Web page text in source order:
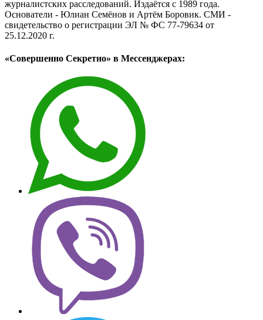
журналистских расследований. Издаётся с 1989 года.
Основатели - Юлиан Семёнов и Артём Боровик. CМИ -
свидетельство о регистрации ЭЛ № ФС 77-79634 от
25.12.2020 г.
«Совершенно Секретно» в Мессенджерах: